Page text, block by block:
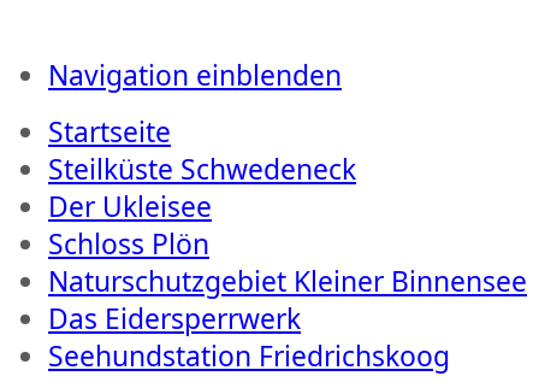
Navigation einblenden
Startseite
Steilküste Schwedeneck
Der Ukleisee
Schloss Plön
Naturschutzgebiet Kleiner Binnensee
Das Eidersperrwerk
Seehundstation Friedrichskoog